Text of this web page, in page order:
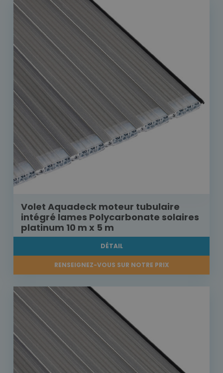
Volet Aquadeck moteur tubulaire
intégré lames Polycarbonate solaires
platinum 10 m x 5 m
DÉTAIL
RENSEIGNEZ-VOUS SUR NOTRE PRIX